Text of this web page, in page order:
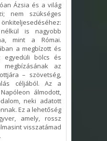
Ázsia és a világ
nem szükséges
is nagyobb
mint a Római.
a megbízott és
egyedüli bölcs és
megbízásának az
– szövetség,
céljából. Az a
álmodott,
neki adatott
Ez a lehetőség
amely, rossz
visszatámad